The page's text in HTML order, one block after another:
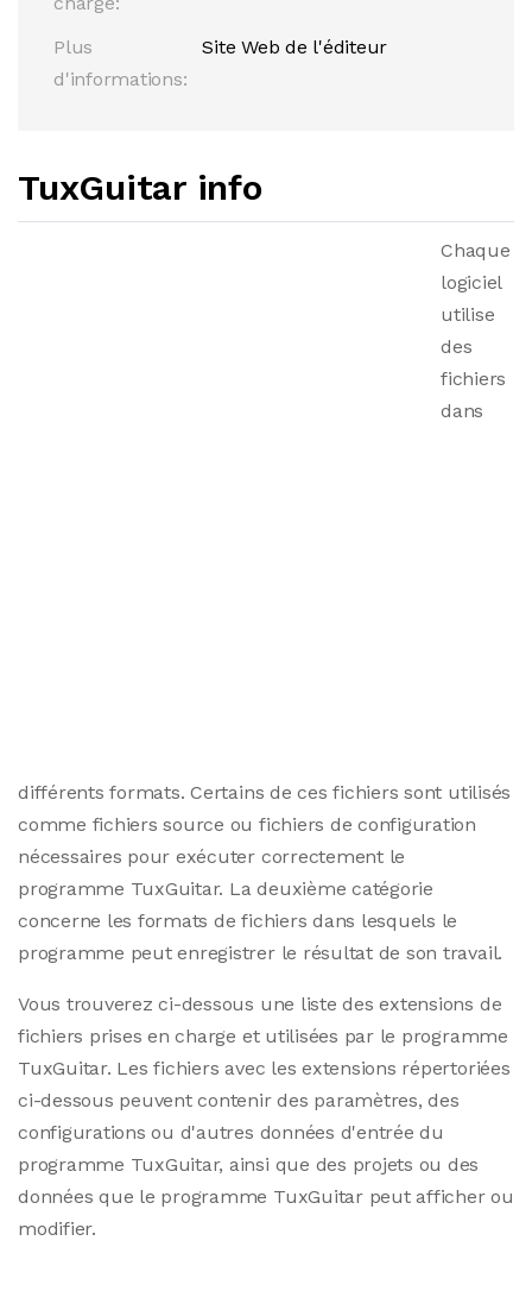
Plus
d'informations:
Site Web de l'éditeur
TuxGuitar info
Chaque
logiciel
utilise
des
fichiers
dans
différents formats. Certains de ces fichiers sont utilisés
comme fichiers source ou fichiers de configuration
nécessaires pour exécuter correctement le
programme TuxGuitar. La deuxième catégorie
concerne les formats de fichiers dans lesquels le
programme peut enregistrer le résultat de son travail.
Vous trouverez ci-dessous une liste des extensions de
fichiers prises en charge et utilisées par le programme
TuxGuitar. Les fichiers avec les extensions répertoriées
ci-dessous peuvent contenir des paramètres, des
configurations ou d'autres données d'entrée du
programme TuxGuitar, ainsi que des projets ou des
données que le programme TuxGuitar peut afficher ou
modifier.